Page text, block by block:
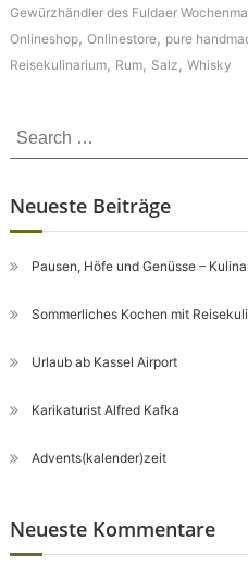
Gewürzhändler des Fuldaer
Onlineshop, Onlinestore, pure
Reisekulinarium, Rum, Salz , Whisky
Search
for:
Neueste Beiträge
Pausen, Höfe und Genüsse –
Sommerliches Kochen mit
Urlaub ab Kassel Airport
Karikaturist Alfred Kafka
Advents(kalender)zeit
Neueste Kommentare